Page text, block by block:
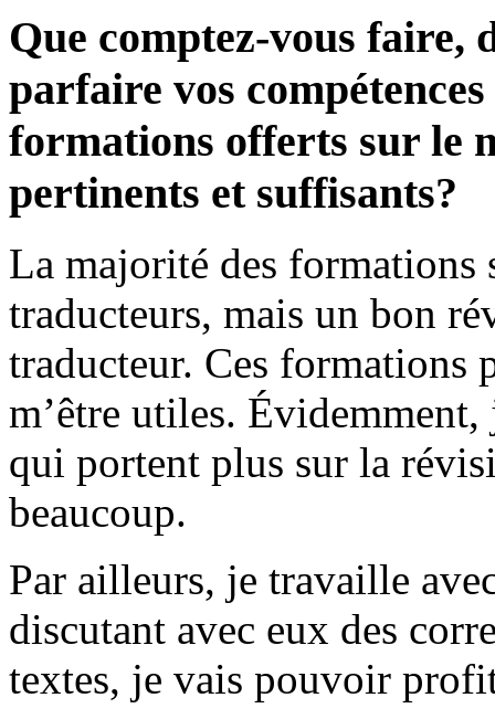
Que comptez-vous faire,
parfaire vos
formations offerts sur le
pertinents et suffisants?
La majorité des formations
traducteurs, mais un bon
traducteur. Ces formations
m’être utiles.
qui portent plus sur la
beaucoup.
Par ailleurs, je travaille
discutant avec eux des
textes, je vais pouvoir